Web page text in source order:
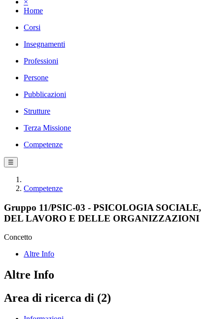
×
Home
Corsi
Insegnamenti
Professioni
Persone
Pubblicazioni
Strutture
Terza Missione
Competenze
☰
Competenze
Gruppo 11/PSIC-03 - PSICOLOGIA SOCIALE,
DEL LAVORO E DELLE ORGANIZZAZIONI
Concetto
Altre Info
Altre Info
Area di ricerca di (2)